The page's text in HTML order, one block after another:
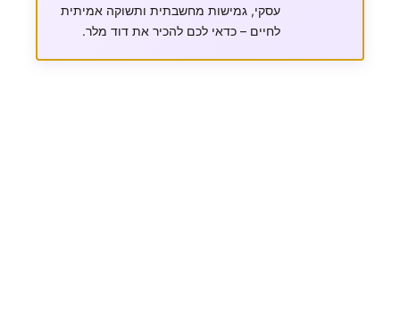
עסקי, גמישות מחשבתית ותשוקה אמיתית
לחיים – כדאי לכם להכיר את דוד מלר.